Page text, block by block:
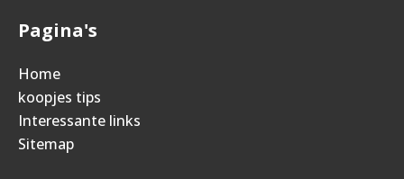
Pagina's
Home
koopjes tips
Interessante links
Sitemap